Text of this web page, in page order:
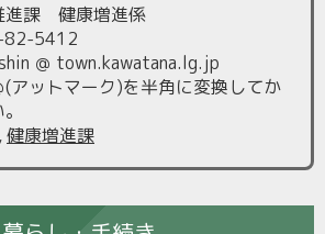
進課 健康増進係
82-5412
＠ town.kawatana.lg.jp
アットマーク)を半角に変換してか
,健康増進課